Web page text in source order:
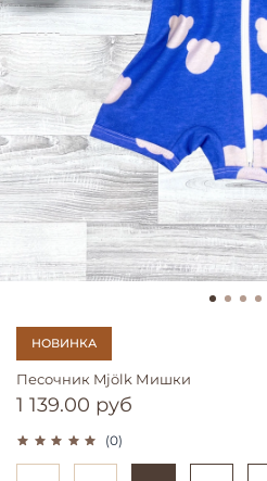
НОВИНКА
(0)
Песочник Mjölk Мишки
1 139.00 руб